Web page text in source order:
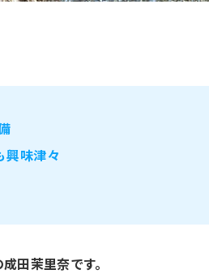
興味津々
田茉里奈です。